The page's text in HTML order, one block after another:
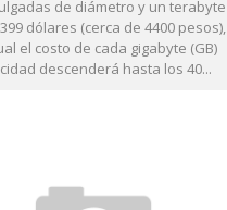
de diámetro y un terabyte
dólares (cerca de 4400 pesos),
el costo de cada gigabyte (GB)
descenderá hasta los 40...